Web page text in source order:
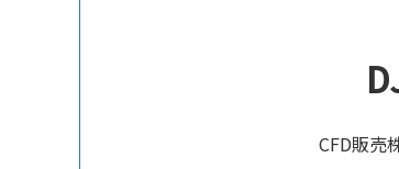
CFD販売